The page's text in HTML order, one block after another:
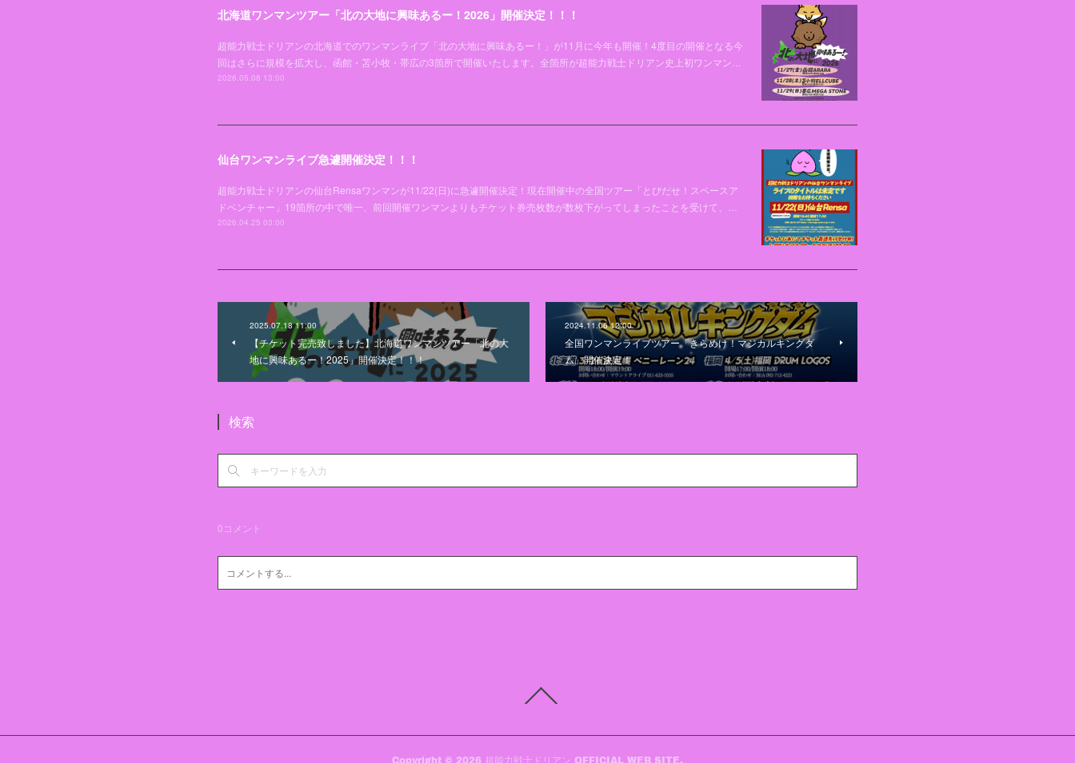
北海道ワンマンツアー「北の大地に興味あるー！2026」開催決定！！！
超能力戦士ドリアンの北海道でのワンマンライブ「北の大地に興味あるー！」が11月に今年も開催！4度目の開催となる今
回はさらに規模を拡大し、函館・苫小牧・帯広の3箇所で開催いたします。全箇所が超能力戦士ドリアン史上初ワンマン…
2026.05.08 13:00
仙台ワンマンライブ急遽開催決定！！！
超能力戦士ドリアンの仙台Rensaワンマンが11/22(日)に急遽開催決定！現在開催中の全国ツアー「とびだせ！スペースア
ドベンチャー」19箇所の中で唯一、前回開催ワンマンよりもチケット券売枚数が数枚下がってしまったことを受けて、…
2026.04.25 03:00
2025.07.18 11:00
【チケット完売致しました】北海道ワンマンツアー「北の大
地に興味あるー！2025」開催決定！！！
2024.11.06 12:00
全国ワンマンライブツアー「きらめけ！マジカルキングダ
ム」開催決定！
検索
0コメント
Copyright © 2026 超能力戦士ドリアン OFFICIAL WEB SITE.